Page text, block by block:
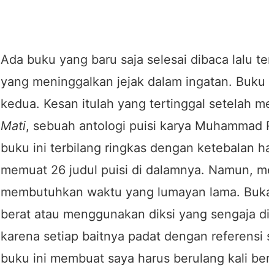
Ada buku yang baru saja selesai dibaca lalu
yang meninggalkan jejak dalam ingatan.
kedua. Kesan itulah yang tertinggal setelah
Mati, sebuah antologi puisi karya Muhammad
buku ini terbilang ringkas dengan ketebalan
memuat 26 judul puisi di dalamnya. Namun,
membutuhkan waktu yang lumayan lama.
berat atau menggunakan diksi yang sengaja
karena setiap baitnya padat dengan referensi
buku ini membuat saya harus berulang kali